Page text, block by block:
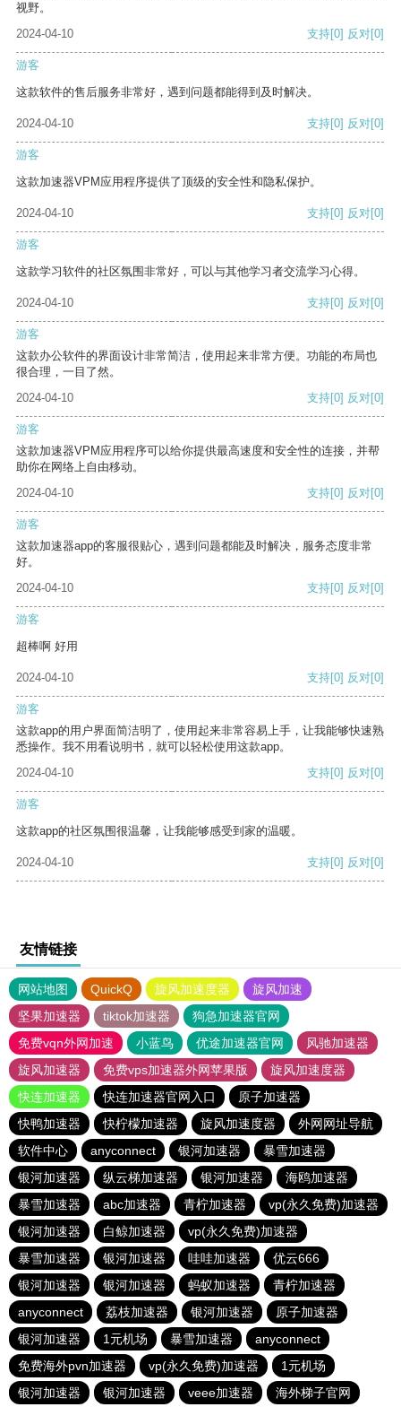
视野。
2024-04-10
支持[0] 反对[0]
游客
这款软件的售后服务非常好，遇到问题都能得到及时解决。
2024-04-10 支持[0] 反对[0]
游客
这款加速器VPM应用程序提供了顶级的安全性和隐私保护。
2024-04-10 支持[0] 反对[0]
游客
这款学习软件的社区氛围非常好，可以与其他学习者交流学习心得。
2024-04-10 支持[0] 反对[0]
游客
这款办公软件的界面设计非常简洁，使用起来非常方便。功能的布局也
很合理，一目了然。
2024-04-10
支持[0] 反对[0]
游客
这款加速器VPM应用程序可以给你提供最高速度和安全性的连接，并帮
助你在网络上自由移动。
2024-04-10
支持[0] 反对[0]
游客
这款加速器app的客服很贴心，遇到问题都能及时解决，服务态度非常
好。
2024-04-10
支持[0] 反对[0]
游客
超棒啊 好用
2024-04-10 支持[0] 反对[0]
游客
这款app的用户界面简洁明了，使用起来非常容易上手，让我能够快速熟
悉操作。我不用看说明书，就可以轻松使用这款app。
2024-04-10
支持[0] 反对[0]
游客
这款app的社区氛围很温馨，让我能够感受到家的温暖。
2024-04-10 支持[0] 反对[0]
友情链接
网站地图 QuickQ 旋风加速度器
旋风加速
坚果加速器
tiktok加速器
狗急加速器官网
免费vqn外网加速
小蓝鸟 优途加速器官网
风驰加速器
旋风加速器
免费vps加速器外网苹果版
旋风加速度器
快连加速器
快连加速器官网入口
原子加速器
快鸭加速器
快柠檬加速器 旋风加速度器
外网网址导航
软件中心
anyconnect 银河加速器
暴雪加速器
银河加速器
纵云梯加速器 银河加速器
海鸥加速器
暴雪加速器
abc加速器 青柠加速器
vp(永久免费)加速器
银河加速器
白鲸加速器
vp(永久免费)加速器
暴雪加速器
银河加速器 哇哇加速器
优云666
银河加速器
银河加速器 蚂蚁加速器
青柠加速器
anyconnect
荔枝加速器 银河加速器
原子加速器
银河加速器
1元机场 暴雪加速器
anyconnect
免费海外pvn加速器
vp(永久免费)加速器
1元机场
银河加速器
银河加速器 veee加速器 海外梯子官网